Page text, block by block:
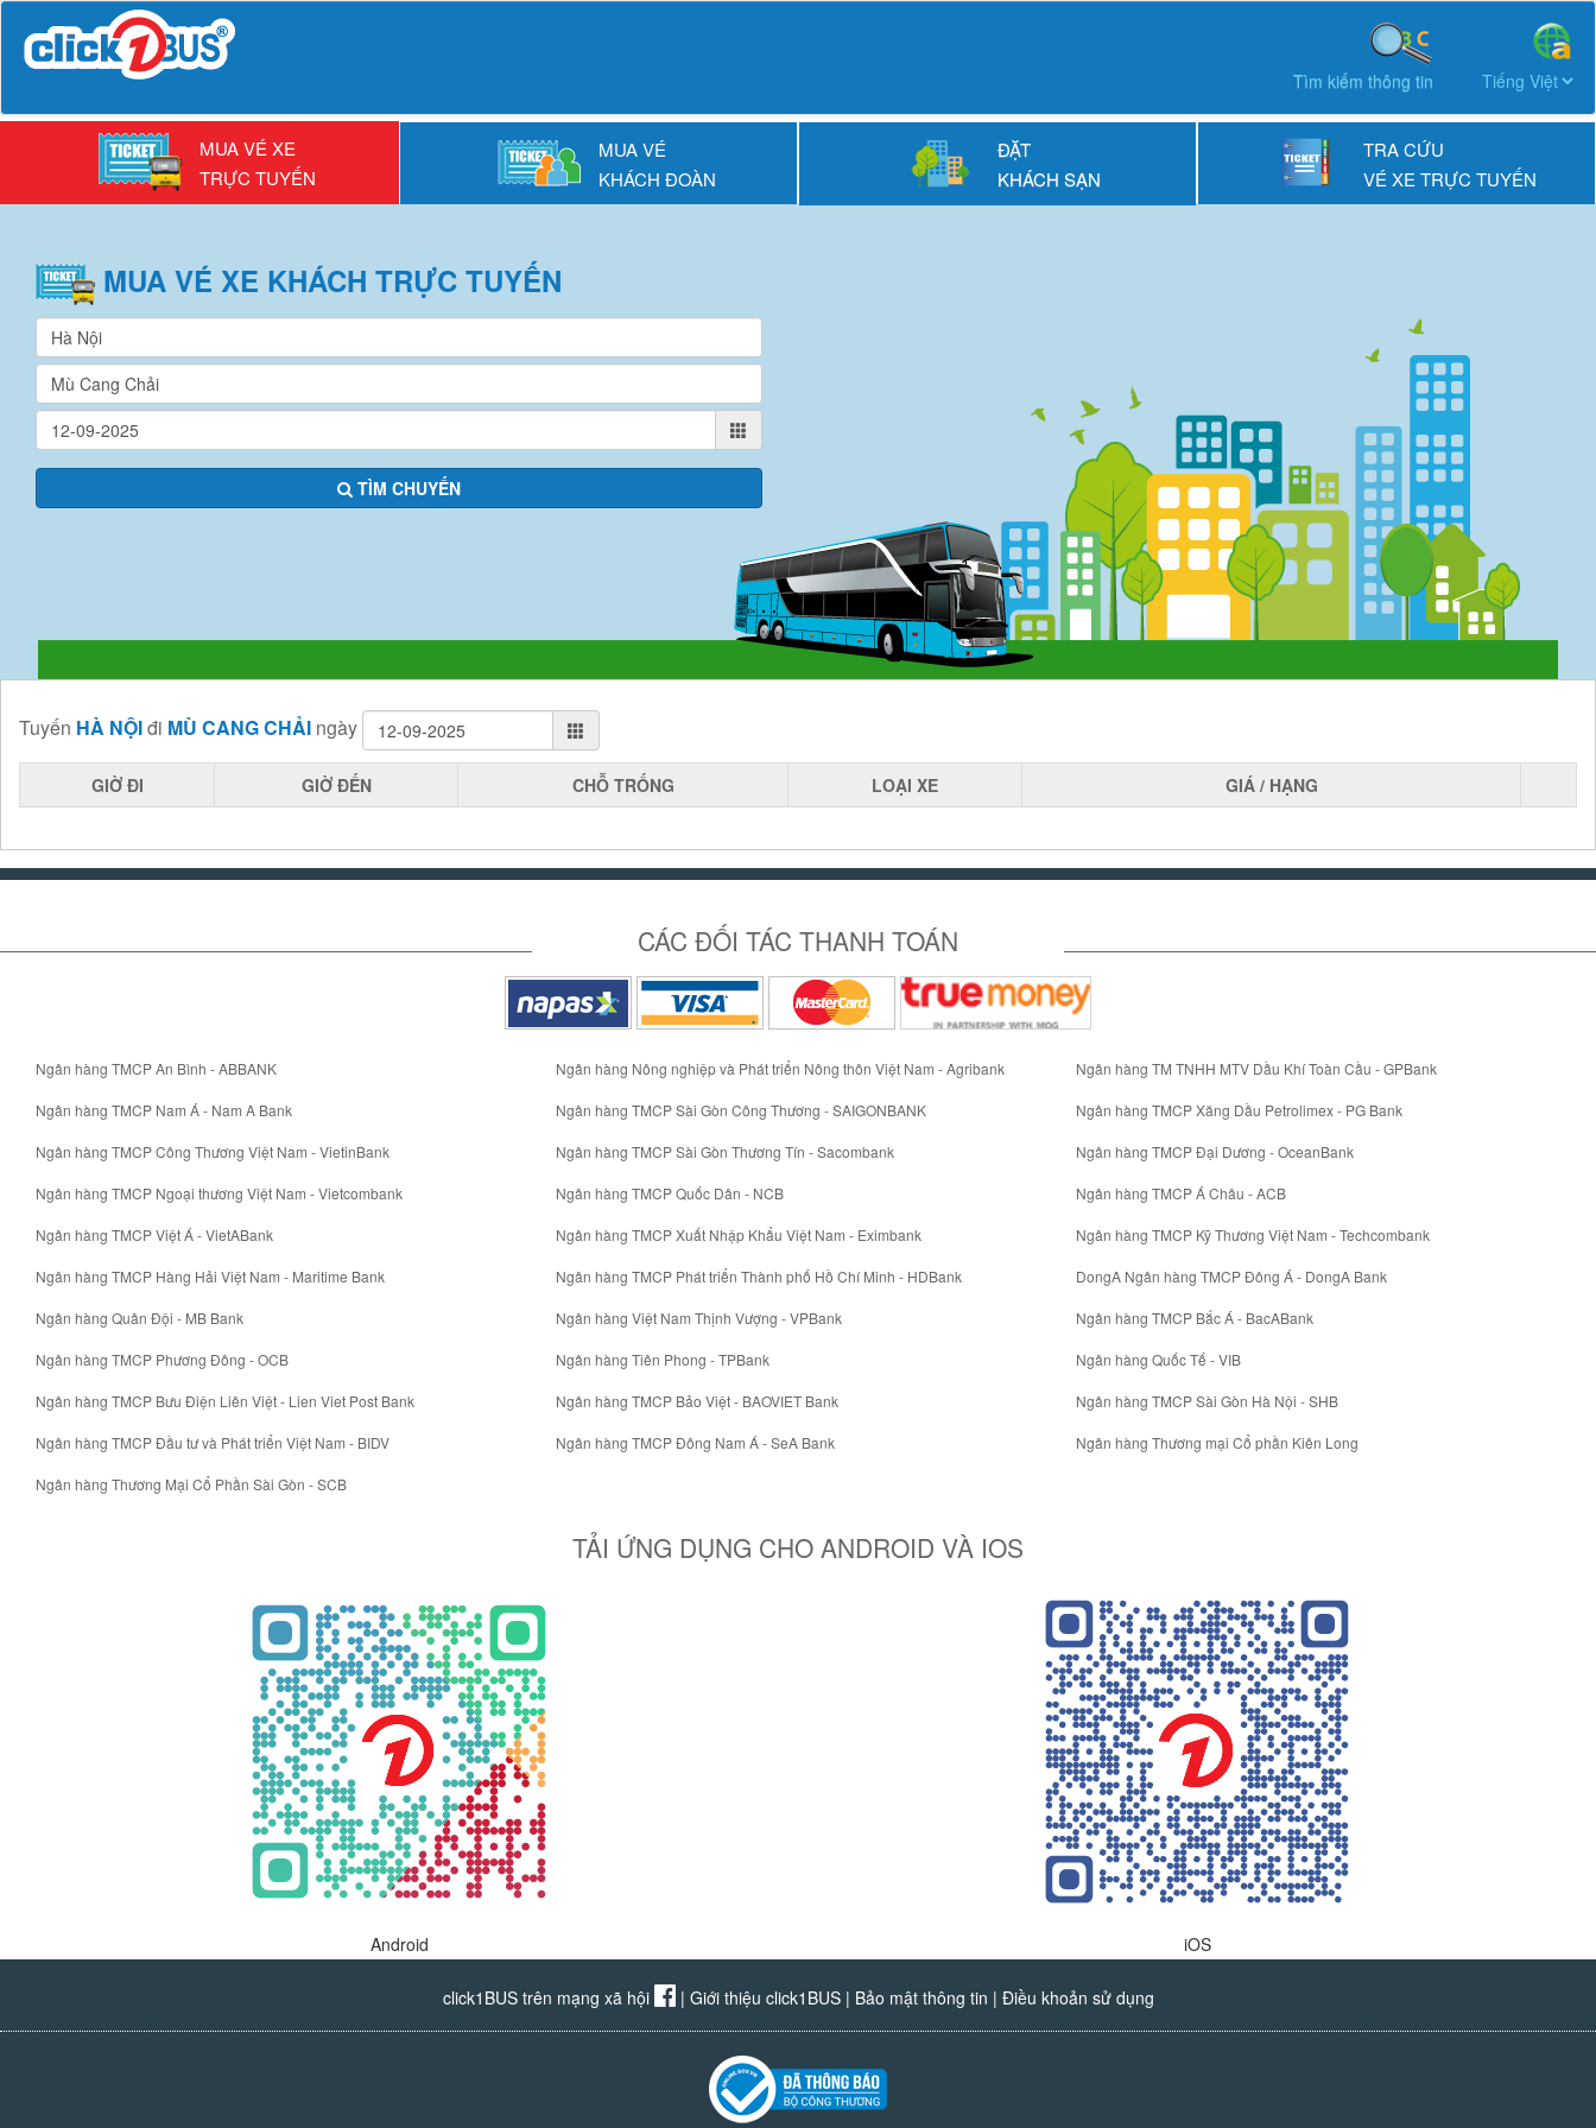
Tìm kiếm thông tin
MUA VÉ XE
TRỰC TUYẾN
MUA VÉ
KHÁCH ĐOÀN
ĐẶT
KHÁCH SẠN
TRA CỨU
VÉ XE TRỰC TUYẾN
MUA VÉ XE KHÁCH TRỰC TUYẾN
TÌM CHUYẾN
Tuyến HÀ NỘIđi MÙ CANG CHẢI ngày
GIỜ ĐI GIỜ ĐẾN CHỖ TRỐNG LOẠI XE GIÁ / HẠNG
CÁC ĐỐI TÁC THANH TOÁN
Ngân hàng TMCP An Bình - ABBANK
Ngân hàng TMCP Nam Á - Nam A Bank
Ngân hàng TMCP Công Thương Việt Nam - VietinBank
Ngân hàng TMCP Ngoại thương Việt Nam - Vietcombank
Ngân hàng TMCP Việt Á - VietABank
Ngân hàng TMCP Hàng Hải Việt Nam - Maritime Bank
Ngân hàng Quân Đội - MB Bank
Ngân hàng TMCP Phương Đông - OCB
Ngân hàng TMCP Bưu Điện Liên Việt - Lien Viet Post Bank
Ngân hàng TMCP Đầu tư và Phát triển Việt Nam - BIDV
Ngân hàng Thương Mại Cổ Phần Sài Gòn - SCB
Ngân hàng Nông nghiệp và Phát triển Nông thôn Việt Nam - Agribank
Ngân hàng TMCP Sài Gòn Công Thương - SAIGONBANK
Ngân hàng TMCP Sài Gòn Thương Tín - Sacombank
Ngân hàng TMCP Quốc Dân - NCB
Ngân hàng TMCP Xuất Nhập Khẩu Việt Nam - Eximbank
Ngân hàng TMCP Phát triển Thành phố Hồ Chí Minh - HDBank
Ngân hàng Việt Nam Thịnh Vượng - VPBank
Ngân hàng Tiên Phong - TPBank
Ngân hàng TMCP Bảo Việt - BAOVIET Bank
Ngân hàng TMCP Đông Nam Á - SeA Bank
Ngân hàng TM TNHH MTV Dầu Khí Toàn Cầu - GPBank
Ngân hàng TMCP Xăng Dầu Petrolimex - PG Bank
Ngân hàng TMCP Đại Dương - OceanBank
Ngân hàng TMCP Á Châu - ACB
Ngân hàng TMCP Kỹ Thương Việt Nam - Techcombank
DongA Ngân hàng TMCP Đông Á - DongA Bank
Ngân hàng TMCP Bắc Á - BacABank
Ngân hàng Quốc Tế - VIB
Ngân hàng TMCP Sài Gòn Hà Nội - SHB
Ngân hàng Thương mại Cổ phần Kiên Long
TẢI ỨNG DỤNG CHO ANDROID VÀ IOS
Android iOS
click1BUS trên mạng xã hội | Giới thiệu click1BUS| Bảo mật thông tin | Điều khoản sử dụng